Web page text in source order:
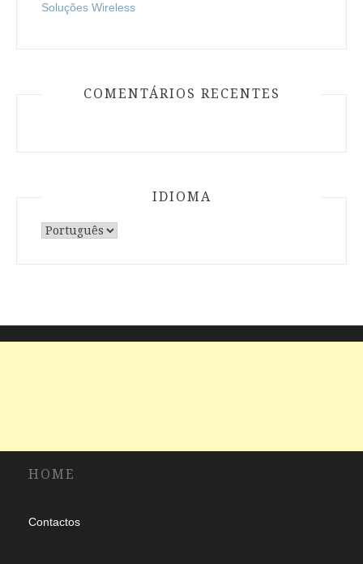
Soluções Wireless
COMENTÁRIOS RECENTES
IDIOMA
Escolha
HOME
Contactos